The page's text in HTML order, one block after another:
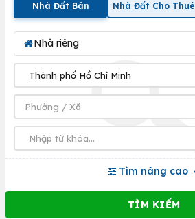
Nhà Đất Bán Nhà Đất Cho Thuê
Nhà riêng
Tìm nâng cao